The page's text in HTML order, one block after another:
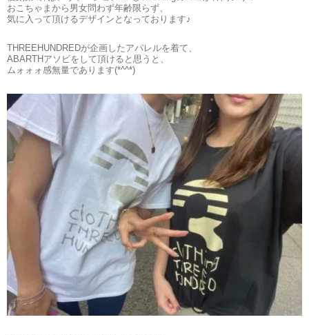
おこちゃまから男女問わず年齢限らず、
気に入って頂けるデザインとなっております♪
THREEHUNDREDが企画したアパレルを着て、
ABARTHアソビをして頂けると思うと、
ムォォォ感無量であります(*^^*)